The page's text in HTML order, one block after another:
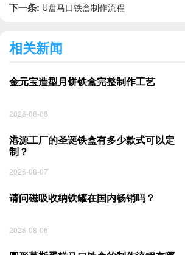
下一条: U盘马口铁盒制作流程
相关新闻
金元宝造型月饼铁盒完整制作工艺
2026-08-08
港源工厂的圣诞铁盒有多少款式可以定
制？
2026-08-07
请问磁吸收纳铁罐在国内畅销吗？
2026-08-06